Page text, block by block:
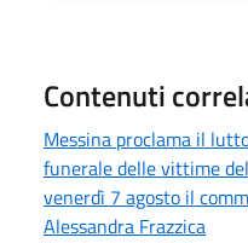
Contenuti
Messina proclama il
funerale delle vittime
venerdì 7 agosto il
Alessandra Frazzica